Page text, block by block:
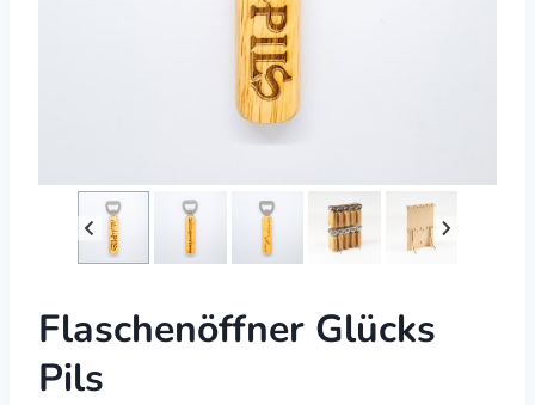
Flaschenöffner Glücks
Pils